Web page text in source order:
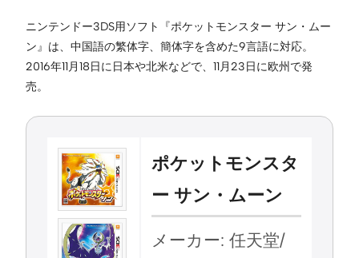
ニンテンドー3DS用ソフト『ポケットモンスター サン・ムー
ン』は、中国語の繁体字、簡体字を含めた9言語に対応。
2016年11月18日に日本や北米などで、11月23日に欧州で発
売。
ポケットモンスタ
ー サン・ムーン
メーカー: 任天堂/